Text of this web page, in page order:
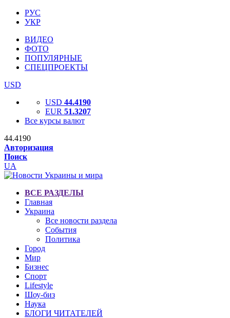
РУС
УКР
ВИДЕО
ФОТО
ПОПУЛЯРНЫЕ
СПЕЦПРОЕКТЫ
USD
USD 44.4190
EUR 51.3207
Все курсы валют
44.4190
Авторизация
Поиск
UA
ВСЕ РАЗДЕЛЫ
Главная
Украина
Все новости раздела
События
Политика
Город
Мир
Бизнес
Спорт
Lifestyle
Шоу-биз
Наука
БЛОГИ ЧИТАТЕЛЕЙ